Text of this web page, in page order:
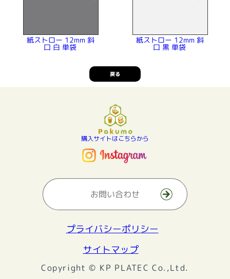
紙ストロー 12mm 斜
口 白 単袋
紙ストロー 12mm 斜
口 黒 単袋
戻る
購入サイトはこちらから
お問い合わせ
プライバシーポリシー
サイトマップ
Copyright © KP PLATEC Co.,Ltd.